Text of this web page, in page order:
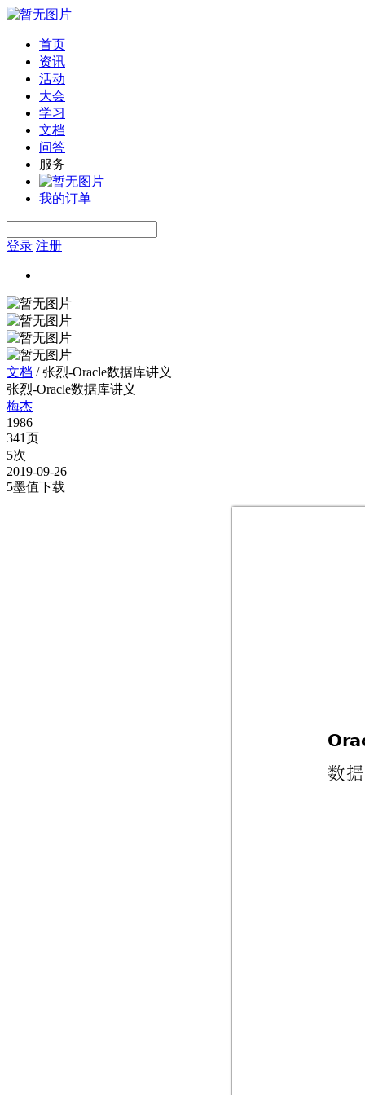
首页
资讯
活动
大会
学习
文档
问答
服务
我的订单
登录 注册
文档 /张烈-Oracle数据库讲义
张烈-Oracle数据库讲义
梅杰
1986
341页
5次
2019-09-26
5墨值下载
Or
数据